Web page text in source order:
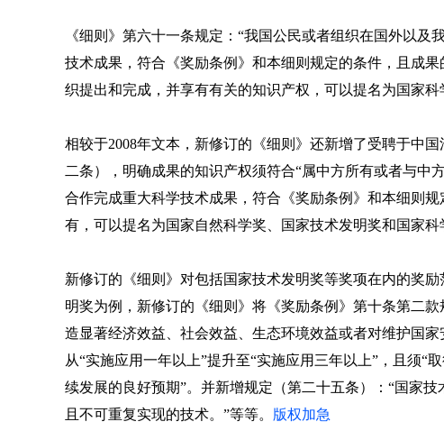
《细则》第六十一条规定：“我国公民或者组织在国外以
技术成果，符合《奖励条例》和本细则规定的条件，且成
织提出和完成，并享有有关的知识产权，可以提名为国家科
相较于2008年文本，新修订的《细则》还新增了受聘于中
二条），明确成果的知识产权须符合“属中方所有或者与中
合作完成重大科学技术成果，符合《奖励条例》和本细则
有，可以提名为国家自然科学奖、国家技术发明奖和国家
新修订的《细则》对包括国家技术发明奖等奖项在内的奖
明奖为例，新修订的《细则》将《奖励条例》第十条第二
造显著经济效益、社会效益、生态环境效益或者对维护国
从“实施应用一年以上”提升至“实施应用三年以上”，且须
续发展的良好预期”。并新增规定（第二十五条）：“国家
且不可重复实现的技术。”等等。 版权加急